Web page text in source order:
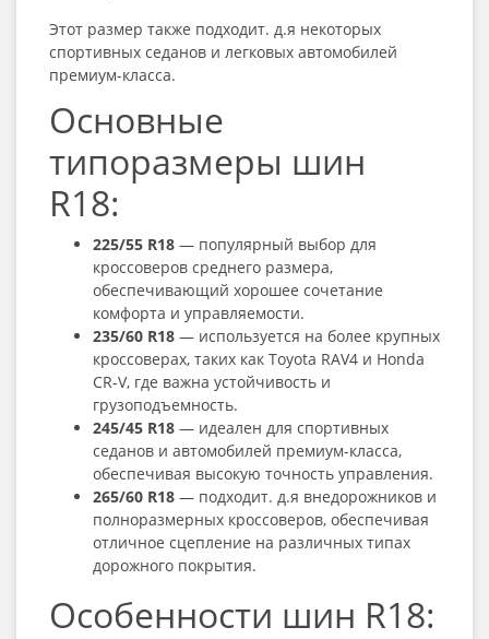
Этот размер также подходит. д.я некоторых
спортивных седанов и легковых автомобилей
премиум-класса.
Основные
типоразмеры шин
R18:
225/55 R18 — популярный выбор для
кроссоверов среднего размера,
обеспечивающий хорошее сочетание
комфорта и управляемости.
235/60 R18 — используется на более крупных
кроссоверах, таких как Toyota RAV4 и Honda
CR-V, где важна устойчивость и
грузоподъемность.
245/45 R18 — идеален для спортивных
седанов и автомобилей премиум-класса,
обеспечивая высокую точность управления.
265/60 R18 — подходит. д.я внедорожников и
полноразмерных кроссоверов, обеспечивая
отличное сцепление на различных типах
дорожного покрытия.
Особенности шин R18: